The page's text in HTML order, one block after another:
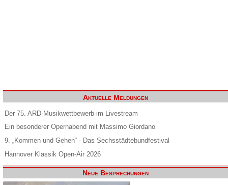
Aktuelle Meldungen
Der 75. ARD-Musikwettbewerb im Livestream
Ein besonderer Opernabend mit Massimo Giordano
9. „Kommen und Gehen“ - Das Sechsstädtebundfestival
Hannover Klassik Open-Air 2026
Neue Besprechungen